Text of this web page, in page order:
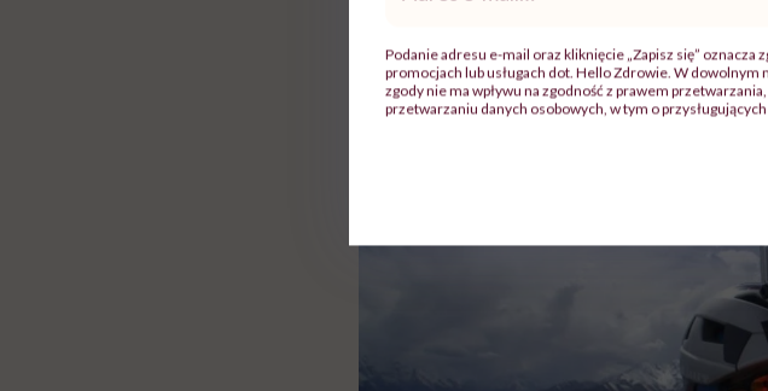
mail*
Podanie adresu e-mail oraz kliknięcie „Zapisz się”
promocjach lub usługach dot. Hello Zdrowie. W
zgody nie ma wpływu na zgodność z prawem
przetwarzaniu danych osobowych, w tym o